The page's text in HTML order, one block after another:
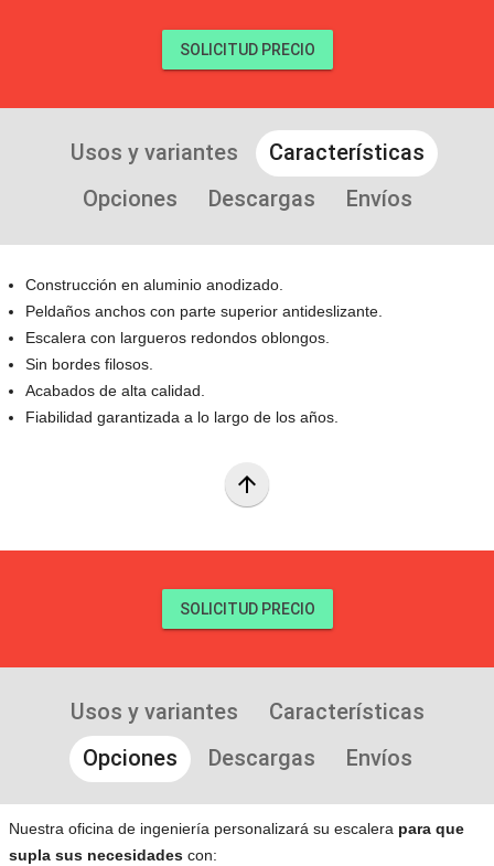
SOLICITUD PRECIO
Usos y variantes
Características
Opciones
Descargas Envíos
Construcción en aluminio anodizado.
Peldaños anchos con parte superior antideslizante.
Escalera con largueros redondos oblongos.
Sin bordes filosos.
Acabados de alta calidad.
Fiabilidad garantizada a lo largo de los años.
arrow_upward
SOLICITUD PRECIO
Usos y variantes
Características
Opciones
Descargas Envíos
Nuestra oficina de ingeniería personalizará su escalera para que
supla sus necesidades con: